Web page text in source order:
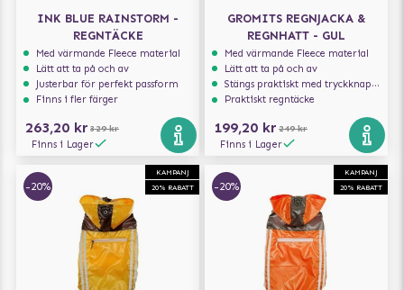
INK BLUE RAINSTORM -
REGNTÄCKE
Med värmande Fleece material
Lätt att ta på och av
Justerbar för perfekt passform
Finns i fler färger
263,20 kr 329 kr
Finns i Lager
GROMITS REGNJACKA &
REGNHATT - GUL
Med värmande Fleece material
Lätt att ta på och av
Stängs praktiskt med tryckknappar
Praktiskt regntäcke
199,20 kr 249 kr
Finns i Lager
KAMPANJ
20% RABATT
-20%
KAMPANJ
20% RABATT
-20%